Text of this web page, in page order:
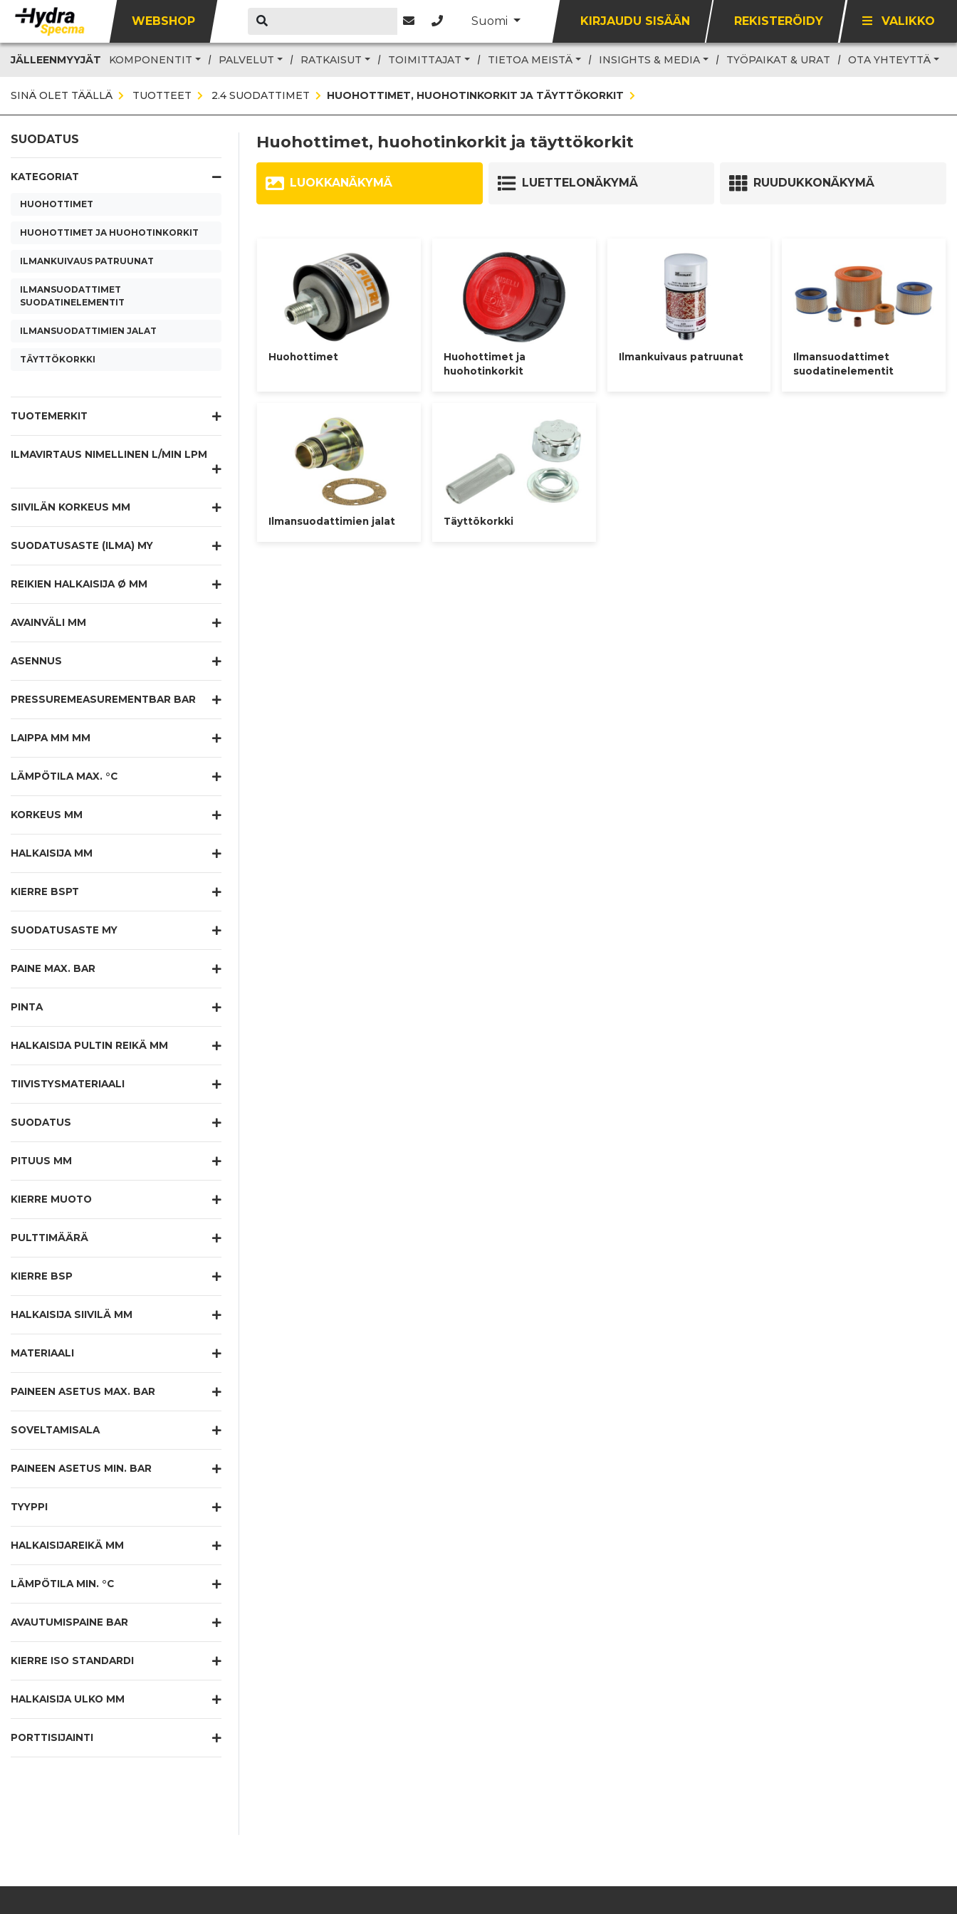
WEBSHOP Suomi KIRJAUDU SISÄÄN REKISTERÖIDY VALIKKO
JÄLLEENMYYJÄT KOMPONENTIT PALVELUT RATKAISUT TOIMITTAJAT TIETOA MEISTÄ INSIGHTS & MEDIA TYÖPAIKAT & URAT OTA YHTEYTTÄ
SINÄ OLET TÄÄLLÄ TUOTTEET 2.4 SUODATTIMET HUOHOTTIMET, HUOHOTINKORKIT JA TÄYTTÖKORKIT
SUODATUS
KATEGORIAT
HUOHOTTIMET
HUOHOTTIMET JA HUOHOTINKORKIT
ILMANKUIVAUS PATRUUNAT
ILMANSUODATTIMET
SUODATINELEMENTIT
ILMANSUODATTIMIEN JALAT
TÄYTTÖKORKKI
TUOTEMERKIT
ILMAVIRTAUS NIMELLINEN L/MIN LPM
SIIVILÄN KORKEUS MM
SUODATUSASTE (ILMA) MY
REIKIEN HALKAISIJA Ø MM
AVAINVÄLI MM
ASENNUS
PRESSUREMEASUREMENTBAR BAR
LAIPPA MM MM
LÄMPÖTILA MAX. °C
KORKEUS MM
HALKAISIJA MM
KIERRE BSPT
SUODATUSASTE MY
PAINE MAX. BAR
PINTA
HALKAISIJA PULTIN REIKÄ MM
TIIVISTYSMATERIAALI
SUODATUS
PITUUS MM
KIERRE MUOTO
PULTTIMÄÄRÄ
KIERRE BSP
HALKAISIJA SIIVILÄ MM
MATERIAALI
PAINEEN ASETUS MAX. BAR
SOVELTAMISALA
PAINEEN ASETUS MIN. BAR
TYYPPI
HALKAISIJAREIKÄ MM
LÄMPÖTILA MIN. °C
AVAUTUMISPAINE BAR
KIERRE ISO STANDARDI
HALKAISIJA ULKO MM
PORTTISIJAINTI
Huohottimet, huohotinkorkit ja täyttökorkit
LUOKKANÄKYMÄ LUETTELONÄKYMÄ RUUDUKKONÄKYMÄ
Huohottimet
Huohottimet ja
huohotinkorkit
Ilmankuivaus patruunat
Ilmansuodattimet
suodatinelementit
Ilmansuodattimien jalat Täyttökorkki